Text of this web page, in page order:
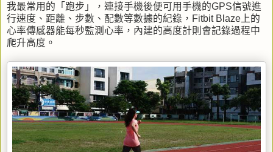
我最常用的「跑步」，連接手機後便可用手機的GPS信號進
行速度、距離、步數、配數等數據的紀錄，Fitbit Blaze上的
心率傳感器能每秒監測心率，內建的高度計則會記錄過程中
爬升高度。